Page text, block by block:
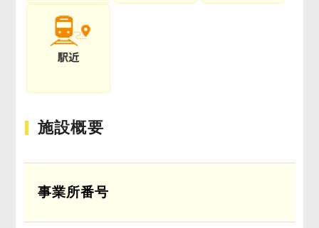
施設概要
事業所番号